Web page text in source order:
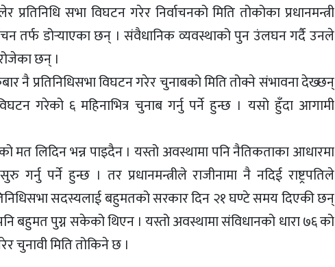
सभा विघटन गरेर निर्वाचनको मिति तोकोका प्रधानमन्त्री
तर्फ डोर्‍याएका छन् । संवैधानिक व्यवस्थाक‍ो पुन उंलघन गर्दै उनले
छन् ।
नै प्रतिनिधिसभा विघटन गरेर चुनाबको मिति तोक्ने संभावना देख्छन्
गरेको ६ महिनाभित्र चुनाब गर्नु पर्ने हुन्छ । यसो हुँदा आगामी
मत लिदिन भन्न पाइदैन । यस्तो अवस्थामा पनि नैतिकताका आधारमा
गर्नु पर्ने हुन्छ । तर प्रधानमन्त्रीले राजीनामा नै नदिई राष्ट्रपतिले
सदस्यलाई बहुमतको सरकार दिन २१ घण्टे समय दिएकी छन्
बहुमत पुग्न सकेक‍‍ो थिएन । यस्तो अवस्थामा संविधानक‍‍‍ो धारा ७६ को
चुनावी मिति तोकिने छ ।